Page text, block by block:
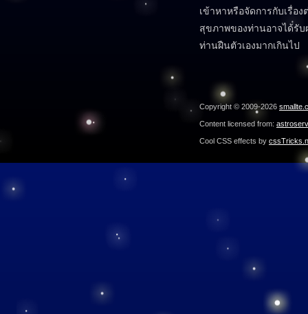
เข้าหาหรือจัดการกับเรื่อ
สุขภาพของท่านอาจได้รับ
ท่านฝืนตัวเองมากเกินไป
Copyright © 2009-2026
Content licensed from:
Cool CSS effects by